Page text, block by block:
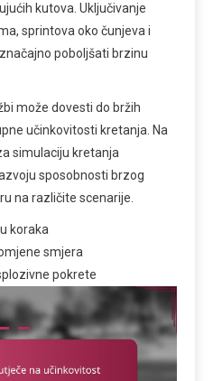
kutova. Uključivanje
sprintova oko čunjeva i
poboljšati brzinu
može dovesti do bržih
učinkovitosti kretanja. Na
simulaciju kretanja
sposobnosti brzog
na različite scenarije.
koraka
smjera
pokrete